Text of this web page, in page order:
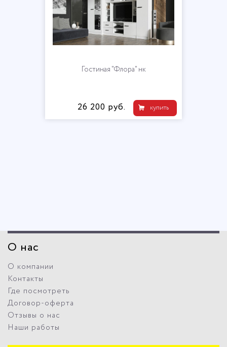
Гостиная "Флора" нк
купить
26 200 руб.
О нас
О компании
Контакты
Где посмотреть
Договор-оферта
Отзывы о нас
Наши работы